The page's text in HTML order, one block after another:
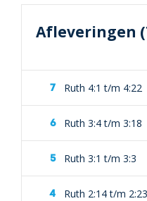
Afleveringen
Ruth 4:1 t/m 4:22
Ruth 3:4 t/m 3:18
Ruth 3:1 t/m 3:3
Ruth 2:14 t/m 2:23